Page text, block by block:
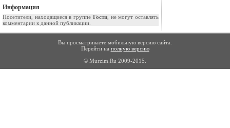
Информация
Посетители, находящиеся в группе Гости, не могут оставлять
комментарии к данной публикации.
Вы просматриваете мобильную версию сайта.
Перейти на полную версию
© Murzim.Ru 2009-2015.